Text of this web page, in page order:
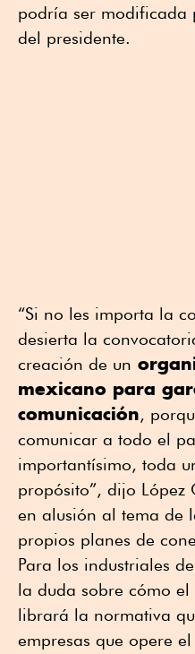
podría ser modificada
del presidente.
“Si no les importa la
desierta la
creación de un
mexicano para
comunicación,
comunicar a todo el
importantísimo, toda
propósito”, dijo
en alusión al tema de
propios planes de
Para los industriales
la duda sobre cómo
librará la normativa
empresas que opere